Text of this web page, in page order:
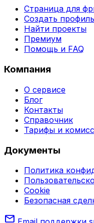
Страница для
Создать профиль
Найти проекты
Премиум
Помощь и FAQ
Компания
О сервисе
Блог
Контакты
Справочник
Тарифы и
Документы
Политика
Cookie
Безопасная
mail